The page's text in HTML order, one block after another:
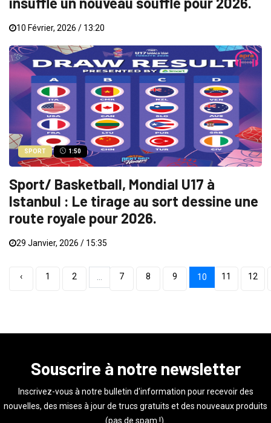
10 Février, 2026 / 13:20
SPORT 1:50
Sport/ Basketball, Mondial U17 à
Istanbul : Le tirage au sort dessine une
route royale pour 2026.
29 Janvier, 2026 / 15:35
‹ 1 2 7 8 9 10 11 12
Souscrire à notre newsletter
Inscrivez-vous à notre bulletin d'information pour recevoir des
nouvelles, des mises à jour de trucs gratuits et des nouveaux produits
(pas de spam !).